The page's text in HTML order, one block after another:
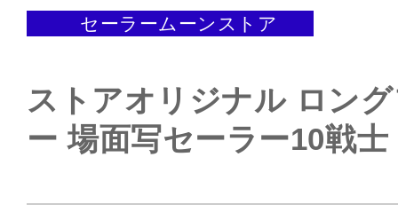
セーラームーンストア
ストアオリジナル ロン
ー 場面写セーラー10戦士